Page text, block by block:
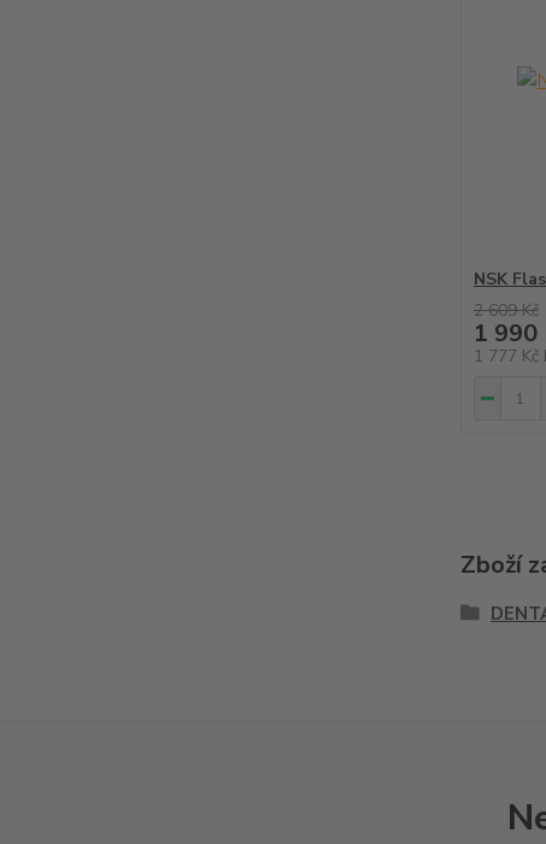
NSK
2 609 Kč
1 990
1 777 Kč
Zboží